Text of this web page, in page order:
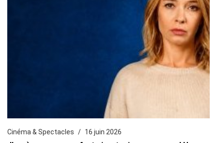
Cinéma & Spectacles 16 juin 2026